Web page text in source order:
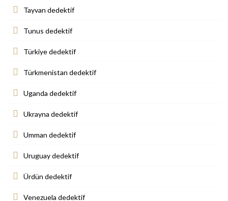
Tayvan dedektif
Tunus dedektif
Türkiye dedektif
Türkmenistan dedektif
Uganda dedektif
Ukrayna dedektif
Umman dedektif
Uruguay dedektif
Ürdün dedektif
Venezuela dedektif